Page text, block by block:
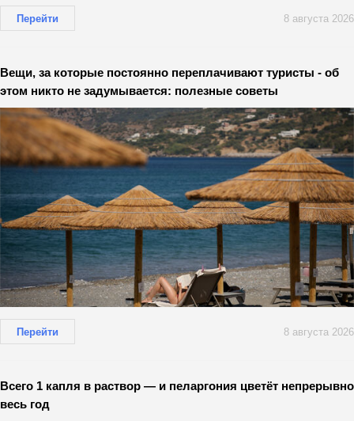
Перейти 8 августа 2026
Вещи, за которые постоянно переплачивают туристы - об
этом никто не задумывается: полезные советы
Перейти 8 августа 2026
Всего 1 капля в раствор — и пеларгония цветёт непрерывно
весь год